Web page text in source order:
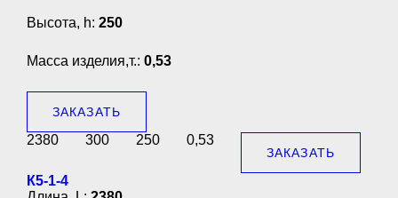
Высота, h: 250
Масса изделия,т.: 0,53
ЗАКАЗАТЬ
2380 300 250 0,53
ЗАКАЗАТЬ
К5-1-4